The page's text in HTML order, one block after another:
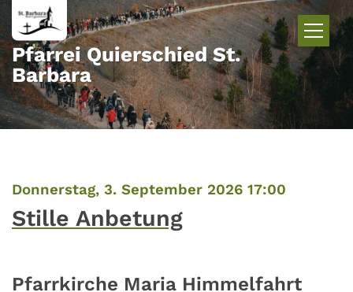
Zum Inhalt springen
Pfarrei Quierschied St.
Barbara
Donnerstag, 3. September 2026 17:00
Stille Anbetung
Pfarrkirche Maria Himmelfahrt